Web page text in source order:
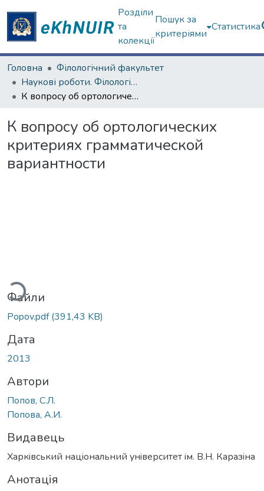
Розділи
та
колекції
Пошук за
критеріями
Статистика
Головна
Філологічний факультет
Наукові роботи. Філологічний факультет
К вопросу об ортологических критериях грамматической вариантности
К вопросу об ортологических
критериях грамматической
вариантности
Файли
Popov.pdf(391,43 KB)
Дата
2013
Автори
Попов, С.Л.
Попова, А.И.
Видавець
Харкiвський нацiональний унiверситет iм. В.Н. Каразiна
Анотація